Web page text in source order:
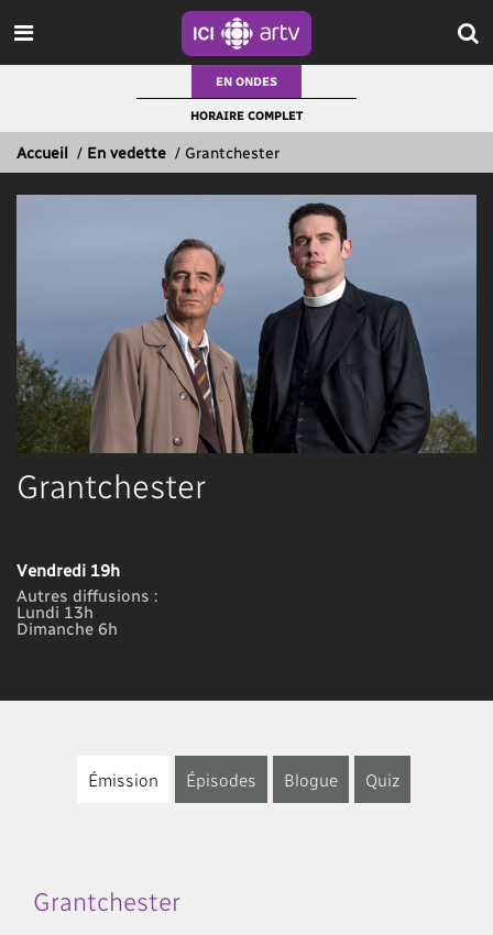
EN ONDES
HORAIRE COMPLET
Accueil / En vedette / Grantchester
Grantchester
Vendredi 19h
Autres diffusions :
Lundi 13h
Dimanche 6h
Émission Épisodes Blogue Quiz
Grantchester